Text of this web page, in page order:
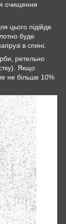
очищення
цього підійде
буде
в спині.
ретельно
Якщо
не більше 10%